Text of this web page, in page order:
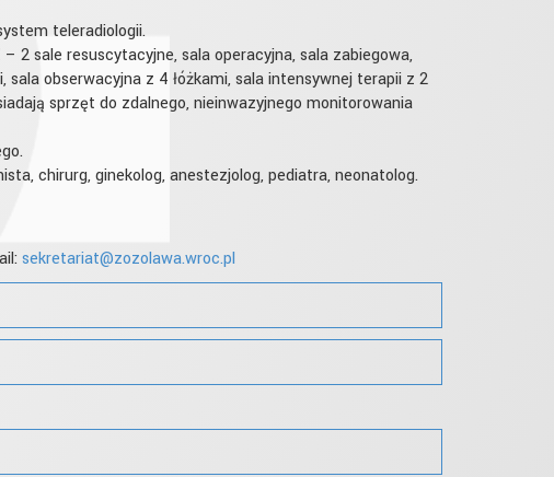
teleradiologii.
2 sale resuscytacyjne, sala operacyjna, sala zabiegowa,
obserwacyjna z 4 łóżkami, sala intensywnej terapii z 2
sprzęt do zdalnego, nieinwazyjnego monitorowania
chirurg, ginekolog, anestezjolog, pediatra, neonatolog.